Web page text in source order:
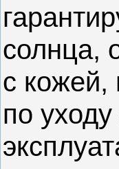
солнца,
с кожей,
по